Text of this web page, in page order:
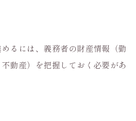
るには、義務者の財産情報（勤
動産）を把握しておく必要があ